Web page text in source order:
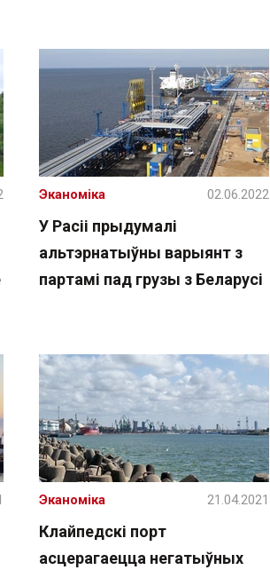
У Расіі прыдумалі
альтэрнатыўны варыянт з
партамі пад грузы з Беларусі
Эканоміка 02.06.2022
Клайпедскі порт
асцерагаецца негатыўных
Эканоміка 21.04.2021